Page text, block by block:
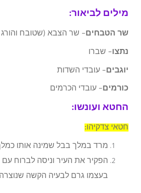
מילים לביאור:
שר הטבחים – שר הצבא (שטובח והורג
נתצו – שברו
יוגבים – עובדי השדות
כורמים– עובדי הכרמים
החטא ועונשו:
חטאי צדקיהו:
מרד במלך בבל שמינה אותו
הפקיר את העיר וניסה לברוח
בעצמו גרם לבעיה הקשה